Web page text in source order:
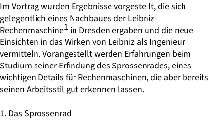
Im Vortrag wurden Ergebnisse vorgestellt, die sich
gelegentlich eines Nachbaues der Leibniz-
Rechenmaschine1 in Dresden ergaben und die neue
Einsichten in das Wirken von Leibniz als Ingenieur
vermitteln. Vorangestellt werden Erfahrungen beim
Studium seiner Erfindung des Sprossenrades, eines
wichtigen Details für Rechenmaschinen, die aber bereits
seinen Arbeitsstil gut erkennen lassen.
1. Das Sprossenrad